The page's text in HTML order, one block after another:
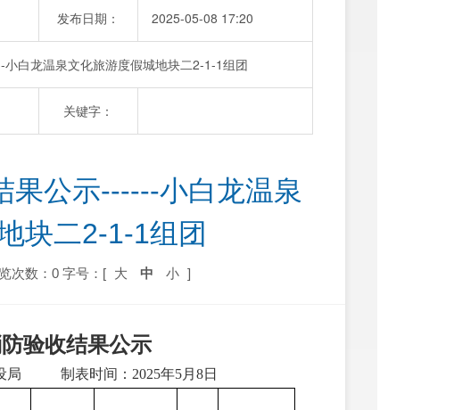
发布日期： 2025-05-08 17:20
白龙温泉文化旅游度假城地块二2-1-1组团
关键字：
果公示------小白龙温泉
块二2-1-1组团
次数：0 字号：[ 大 中 小 ]
验收结果公示
局 制表时间： 2025年5月 8日